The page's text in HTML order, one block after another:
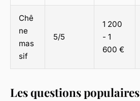
Chê
ne
mas
sif
5/5
1 200
- 1
600 €
Les questions populaires